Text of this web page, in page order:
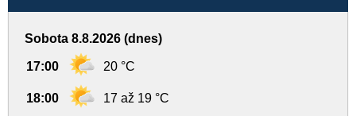
Sobota 8.8.2026 (dnes)
17:00 20 °C
18:00 17 až 19 °C